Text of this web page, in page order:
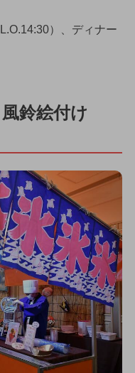
）、ディナー
鈴絵付け